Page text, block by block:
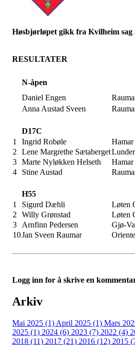
Høsbjørløpet gikk fra Kvilheim sag
RESULTATER
N-åpen
Daniel Engen
Anna Austad Sveen
D17C
1
Ingrid Robøle
2
Lene Margrethe Sætaberget
3 Marte Nyløkken Helseth
4
Stine Austad
H55
1
Sigurd Dæhli Løten
2
Willy Grønstad Løten
3
Arnfinn Pedersen Gjø-
10Jan Sveen Raumar
Logg inn for å skrive en
Arkiv
Mai 2025 (1) April 2025 (1) Mars
2025 (1) 2024 (6) 2023 (7) 2022 (4)
2018 (11) 2017 (21) 2016 (12) 2015